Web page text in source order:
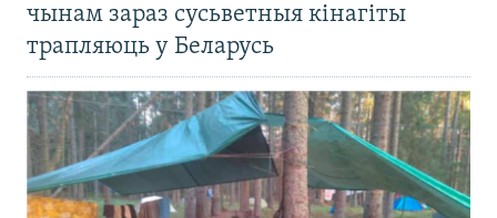
чынам зараз сусьветныя кінагіты
трапляюць у Беларусь